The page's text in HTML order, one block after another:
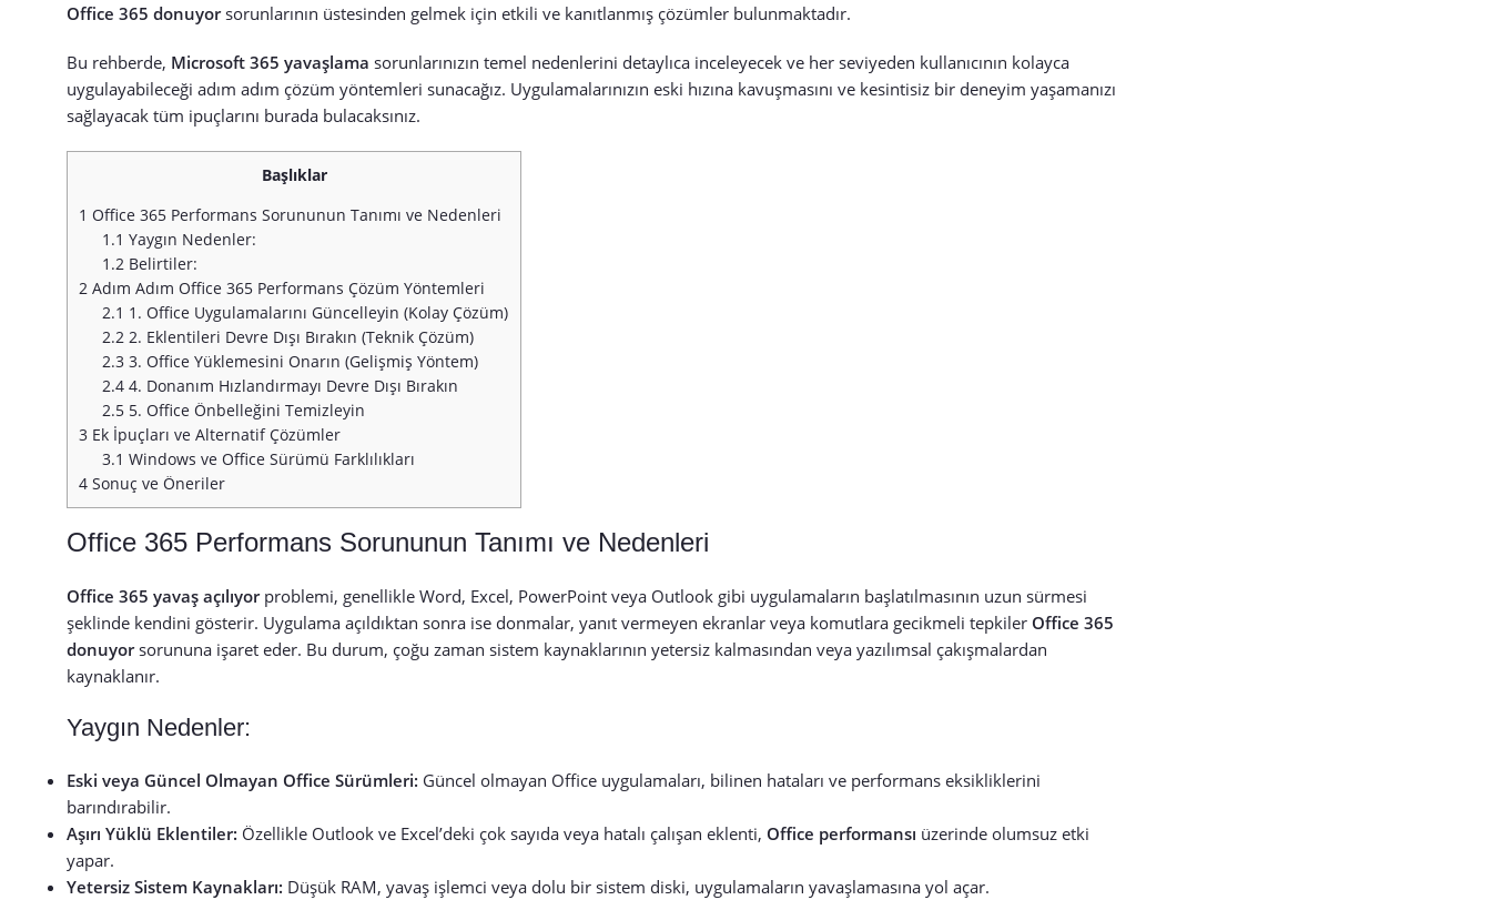
Office 365 donuyorsorunlarının üstesinden gelmek için etkili ve kanıtlanmış çözümler bulunmaktadır.
Bu rehberde, Microsoft 365 yavaşlama sorunlarınızın temel nedenlerini detaylıca inceleyecek ve her seviyeden kullanıcının kolayca
uygulayabileceği adım adım çözüm yöntemleri sunacağız. Uygulamalarınızın eski hızına kavuşmasını ve kesintisiz bir deneyim yaşamanızı
sağlayacak tüm ipuçlarını burada bulacaksınız.
Başlıklar
1 Office 365 Performans Sorununun Tanımı ve Nedenleri
1.1 Yaygın Nedenler:
1.2 Belirtiler:
2 Adım Adım Office 365 Performans Çözüm Yöntemleri
2.1 1. Office Uygulamalarını Güncelleyin (Kolay Çözüm)
2.2 2. Eklentileri Devre Dışı Bırakın (Teknik Çözüm)
2.3 3. Office Yüklemesini Onarın (Gelişmiş Yöntem)
2.4 4. Donanım Hızlandırmayı Devre Dışı Bırakın
2.5 5. Office Önbelleğini Temizleyin
3 Ek İpuçları ve Alternatif Çözümler
3.1 Windows ve Office Sürümü Farklılıkları
4 Sonuç ve Öneriler
Office 365 Performans Sorununun Tanımı ve Nedenleri
Office 365 yavaş açılıyorproblemi, genellikle Word, Excel, PowerPoint veya Outlook gibi uygulamaların başlatılmasının uzun sürmesi
şeklinde kendini gösterir. Uygulama açıldıktan sonra ise donmalar, yanıt vermeyen ekranlar veya komutlara gecikmeli tepkiler Office 365
donuyorsorununa işaret eder. Bu durum, çoğu zaman sistem kaynaklarının yetersiz kalmasından veya yazılımsal çakışmalardan
kaynaklanır.
Yaygın Nedenler:
Eski veya Güncel Olmayan Office Sürümleri: Güncel olmayan Office uygulamaları, bilinen hataları ve performans eksikliklerini
barındırabilir.
Aşırı Yüklü Eklentiler: Özellikle Outlook ve Excel’deki çok sayıda veya hatalı çalışan eklenti, Office performansı üzerinde olumsuz etki
yapar.
Yetersiz Sistem Kaynakları: Düşük RAM, yavaş işlemci veya dolu bir sistem diski, uygulamaların yavaşlamasına yol açar.